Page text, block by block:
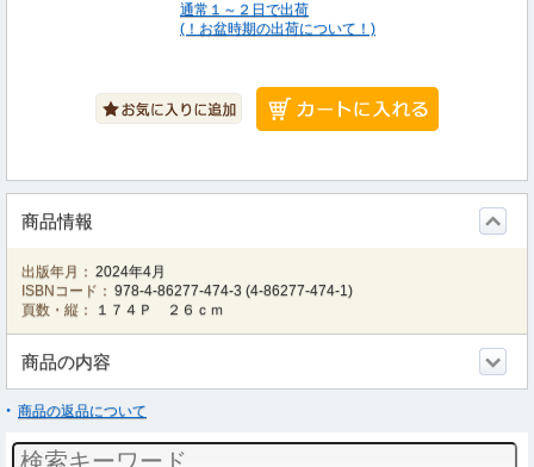
通常１～２日で出荷
(！お盆時期の出荷について！)
商品情報
出版年月： 2024年4月
ISBNコード： 978-4-86277-474-3 (4-86277-474-1)
頁数・縦：
１７４Ｐ ２６ｃｍ
商品の内容
商品の返品について